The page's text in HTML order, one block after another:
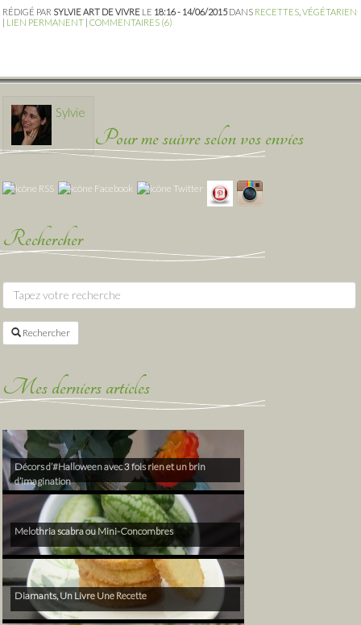
RÉDIGÉ PAR SYLVIE ART DE VIVRE LE 18:16 - 14/06/2015DANS RECETTES VÉGÉTARIEN
| LIEN PERMANENT | COMMENTAIRES (6)
Sylvie
Pour me suivre selon vos envies
Rechercher
Rechercher
Mes derniers articles
Décors d’#Halloween avec 3 fois rien et un brin
d’imagination
Melothria scabra ou Mini-Concombres
Diamants, Un Livre Une Recette